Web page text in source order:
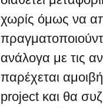
χωρίς όμως να
ανάλογα με τις
παρέχεται
project και θα